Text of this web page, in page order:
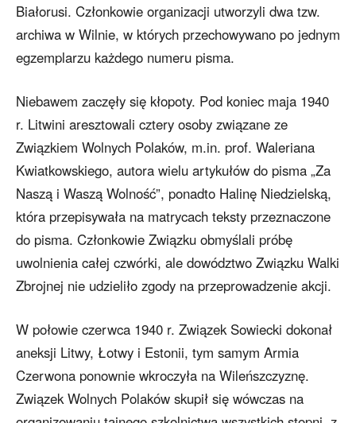
Białorusi. Członkowie organizacji utworzyli dwa tzw.
archiwa w Wilnie, w których przechowywano po jednym
egzemplarzu każdego numeru pisma.
Niebawem zaczęły się kłopoty. Pod koniec maja 1940
r. Litwini aresztowali cztery osoby związane ze
Związkiem Wolnych Polaków, m.in. prof. Waleriana
Kwiatkowskiego, autora wielu artykułów do pisma „Za
Naszą i Waszą Wolność”, ponadto Halinę Niedzielską,
która przepisywała na matrycach teksty przeznaczone
do pisma. Członkowie Związku obmyślali próbę
uwolnienia całej czwórki, ale dowództwo Związku Walki
Zbrojnej nie udzieliło zgody na przeprowadzenie akcji.
W połowie czerwca 1940 r. Związek Sowiecki dokonał
aneksji Litwy, Łotwy i Estonii, tym samym Armia
Czerwona ponownie wkroczyła na Wileńszczyznę.
Związek Wolnych Polaków skupił się wówczas na